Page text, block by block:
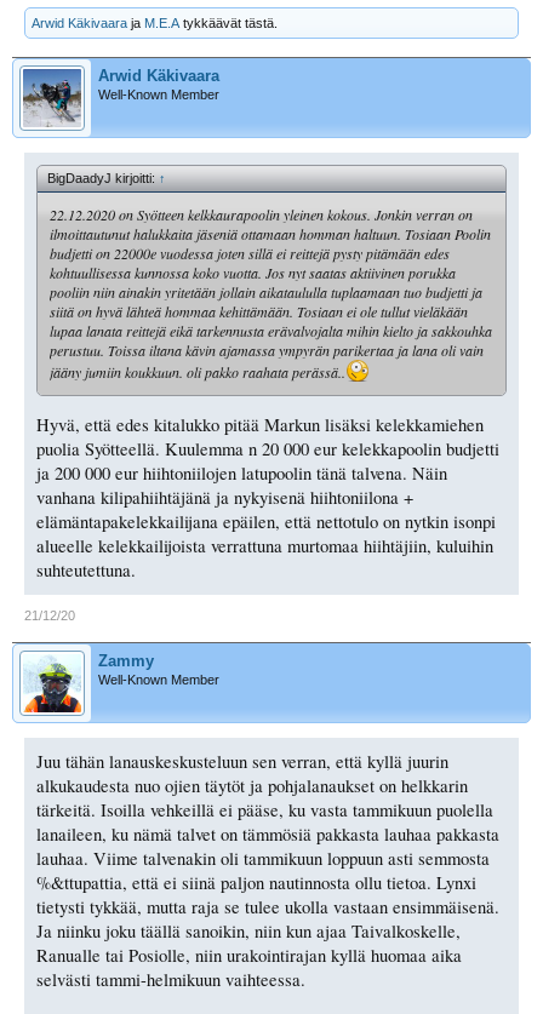
Arwid Käkivaara ja M.E.A tykkäävät tästä.
Arwid Käkivaara
Well-Known Member
BigDaadyJ kirjoitti:↑
22.12.2020 on Syötteen kelkkaurapoolin yleinen kokous. Jonkin verran on
ilmoittautunut halukkaita jäseniä ottamaan homman haltuun. Tosiaan Poolin
budjetti on 22000e vuodessa joten sillä ei reittejä pysty pitämään edes
kohtuullisessa kunnossa koko vuotta. Jos nyt saatas aktiivinen porukka
pooliin niin ainakin yritetään jollain aikataululla tuplaamaan tuo budjetti ja
siitä on hyvä lähteä hommaa kehittämään. Tosiaan ei ole tullut vieläkään
lupaa lanata reittejä eikä tarkennusta erävalvojalta mihin kielto ja sakkouhka
perustuu. Toissa iltana kävin ajamassa ympyrän parikertaa ja lana oli vain
jääny jumiin koukkuun. oli pakko raahata perässä..
Hyvä, että edes kitalukko pitää Markun lisäksi kelekkamiehen
puolia Syötteellä. Kuulemma n 20 000 eur kelekkapoolin budjetti
ja 200 000 eur hiihtoniilojen latupoolin tänä talvena. Näin
vanhana kilipahiihtäjänä ja nykyisenä hiihtoniilona +
elämäntapakelekkailijana epäilen, että nettotulo on nytkin isonpi
alueelle kelekkailijoista verrattuna murtomaa hiihtäjiin, kuluihin
suhteutettuna.
21/12/20
Zammy
Well-Known Member
Juu tähän lanauskeskusteluun sen verran, että kyllä juurin
alkukaudesta nuo ojien täytöt ja pohjalanaukset on helkkarin
tärkeitä. Isoilla vehkeillä ei pääse, ku vasta tammikuun puolella
lanaileen, ku nämä talvet on tämmösiä pakkasta lauhaa pakkasta
lauhaa. Viime talvenakin oli tammikuun loppuun asti semmosta
%&ttupattia, että ei siinä paljon nautinnosta ollu tietoa. Lynxi
tietysti tykkää, mutta raja se tulee ukolla vastaan ensimmäisenä.
Ja niinku joku täällä sanoikin, niin kun ajaa Taivalkoskelle,
Ranualle tai Posiolle, niin urakointirajan kyllä huomaa aika
selvästi tammi-helmikuun vaihteessa.